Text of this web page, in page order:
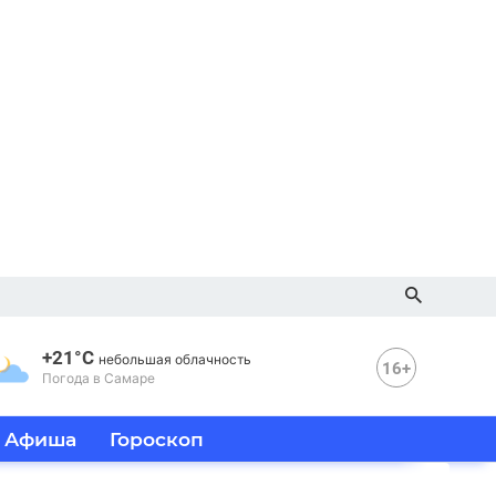
+21°C небольшая облачность
Погода в Самаре
16+
Афиша Гороскоп